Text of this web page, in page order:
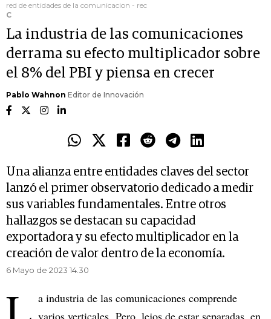
red de entidades de la comunicacion - rec
C
La industria de las comunicaciones
derrama su efecto multiplicador sobre
el 8% del PBI y piensa en crecer
Pablo Wahnon Editor de Innovación
Una alianza entre entidades claves del sector
lanzó el primer observatorio dedicado a medir
sus variables fundamentales. Entre otros
hallazgos se destacan su capacidad
exportadora y su efecto multiplicador en la
creación de valor dentro de la economía.
6 Mayo de 2023 14.30
a industria de las comunicaciones comprende
varios verticales. Pero, lejos de estar separadas, en